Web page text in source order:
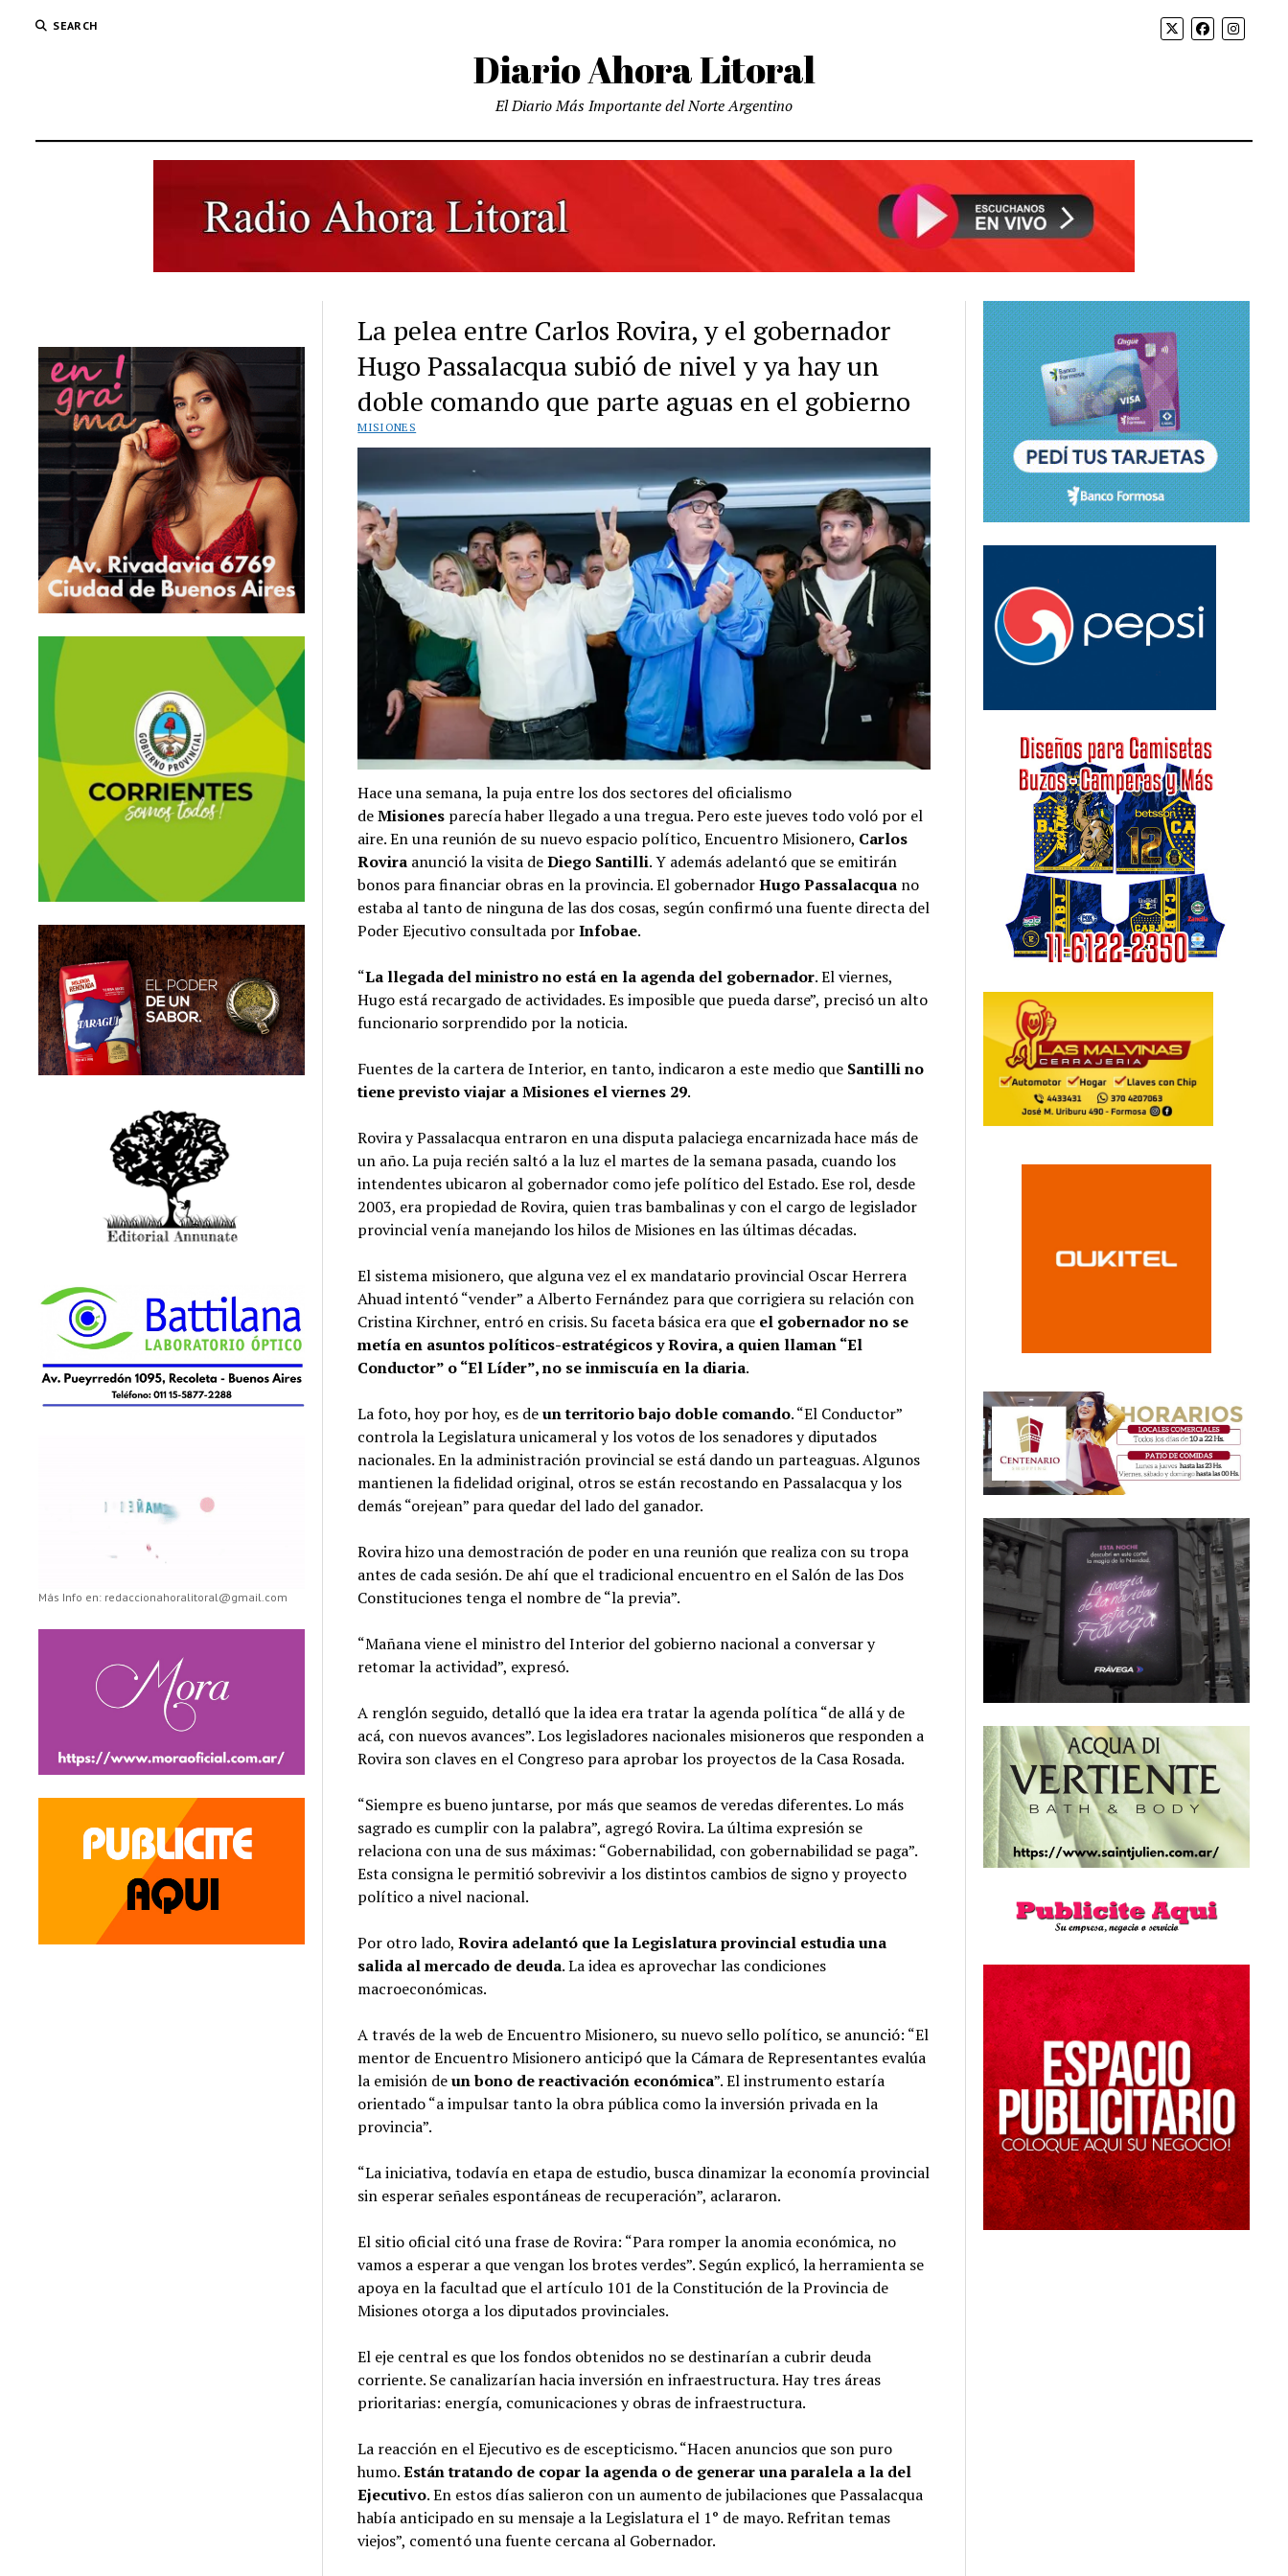
SEARCH
Diario Ahora Litoral
El Diario Más Importante del Norte Argentino
Más Info en: redaccionahoralitoral@gmail.com
La pelea entre Carlos Rovira, y el gobernador
Hugo Passalacqua subió de nivel y ya hay un
doble comando que parte aguas en el gobierno
MISIONES
Hace una semana, la puja entre los dos sectores del oficialismo
deMisiones parecía haber llegado a una tregua. Pero este jueves todo voló por el
aire. En una reunión de su nuevo espacio político, Encuentro Misionero, Carlos
Rovira anunció la visita deDiego Santilli. Y además adelantó que se emitirán
bonos para financiar obras en la provincia. El gobernadorHugo Passalacqua no
estaba al tanto de ninguna de las dos cosas, según confirmó una fuente directa del
Poder Ejecutivo consultada porInfobae.
“La llegada del ministro no está en la agenda del gobernador. El viernes,
Hugo está recargado de actividades. Es imposible que pueda darse”, precisó un alto
funcionario sorprendido por la noticia.
Fuentes de la cartera de Interior, en tanto, indicaron a este medio que Santilli no
tiene previsto viajar a Misiones el viernes 29.
Rovira y Passalacqua entraron en una disputa palaciega encarnizada hace más de
un año. La puja recién saltó a la luz el martes de la semana pasada, cuando los
intendentes ubicaron al gobernador como jefe político del Estado. Ese rol, desde
2003, era propiedad de Rovira, quien tras bambalinas y con el cargo de legislador
provincial venía manejando los hilos de Misiones en las últimas décadas.
El sistema misionero, que alguna vez el ex mandatario provincial Oscar Herrera
Ahuad intentó “vender” a Alberto Fernández para que corrigiera su relación con
Cristina Kirchner, entró en crisis. Su faceta básica era que el gobernador no se
metía en asuntos políticos-estratégicos y Rovira, a quien llaman “El
Conductor” o “El Líder”, no se inmiscuía en la diaria.
La foto, hoy por hoy, es deun territorio bajo doble comando. “El Conductor”
controla la Legislatura unicameral y los votos de los senadores y diputados
nacionales. En la administración provincial se está dando un parteaguas. Algunos
mantienen la fidelidad original, otros se están recostando en Passalacqua y los
demás “orejean” para quedar del lado del ganador.
Rovira hizo una demostración de poder en una reunión que realiza con su tropa
antes de cada sesión. De ahí que el tradicional encuentro en el Salón de las Dos
Constituciones tenga el nombre de “la previa”.
“Mañana viene el ministro del Interior del gobierno nacional a conversar y
retomar la actividad”, expresó.
A renglón seguido, detalló que la idea era tratar la agenda política “de allá y de
acá, con nuevos avances”. Los legisladores nacionales misioneros que responden a
Rovira son claves en el Congreso para aprobar los proyectos de la Casa Rosada.
“Siempre es bueno juntarse, por más que seamos de veredas diferentes. Lo más
sagrado es cumplir con la palabra”, agregó Rovira. La última expresión se
relaciona con una de sus máximas: “Gobernabilidad, con gobernabilidad se paga”.
Esta consigna le permitió sobrevivir a los distintos cambios de signo y proyecto
político a nivel nacional.
Por otro lado,Rovira adelantó que la Legislatura provincial estudia una
salida al mercado de deuda. La idea es aprovechar las condiciones
macroeconómicas.
A través de la web de Encuentro Misionero, su nuevo sello político, se anunció: “El
mentor de Encuentro Misionero anticipó que la Cámara de Representantes evalúa
la emisión deun bono de reactivación económica”. El instrumento estaría
orientado “a impulsar tanto la obra pública como la inversión privada en la
provincia”.
“La iniciativa, todavía en etapa de estudio, busca dinamizar la economía provincial
sin esperar señales espontáneas de recuperación”, aclararon.
El sitio oficial citó una frase de Rovira: “Para romper la anomia económica, no
vamos a esperar a que vengan los brotes verdes”. Según explicó, la herramienta se
apoya en la facultad que el artículo 101 de la Constitución de la Provincia de
Misiones otorga a los diputados provinciales.
El eje central es que los fondos obtenidos no se destinarían a cubrir deuda
corriente. Se canalizarían hacia inversión en infraestructura. Hay tres áreas
prioritarias: energía, comunicaciones y obras de infraestructura.
La reacción en el Ejecutivo es de escepticismo. “Hacen anuncios que son puro
humo.Están tratando de copar la agenda o de generar una paralela a la del
Ejecutivo. En estos días salieron con un aumento de jubilaciones que Passalacqua
había anticipado en su mensaje a la Legislatura el 1° de mayo. Refritan temas
viejos”, comentó una fuente cercana al Gobernador.